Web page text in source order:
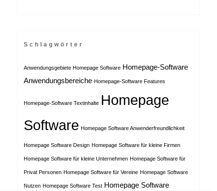
Schlagwörter
Anwendungsgebiete Homepage Software Homepage-Software
Anwendungsbereiche Homepage-Software Features
Homepage-Software Textinhalte Homepage
Software Homepage Software Anwenderfreundlichkeit
Homepage Software Design Homepage Software für kleine Firmen
Homepage Software für kleine Unternehmen Homepage Software für
Privat Personen Homepage Software für Vereine Homepage Software
Nutzen Homepage Software Test Homepage Software